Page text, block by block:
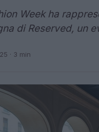
Week ha
di Reserved, un
· 3 min